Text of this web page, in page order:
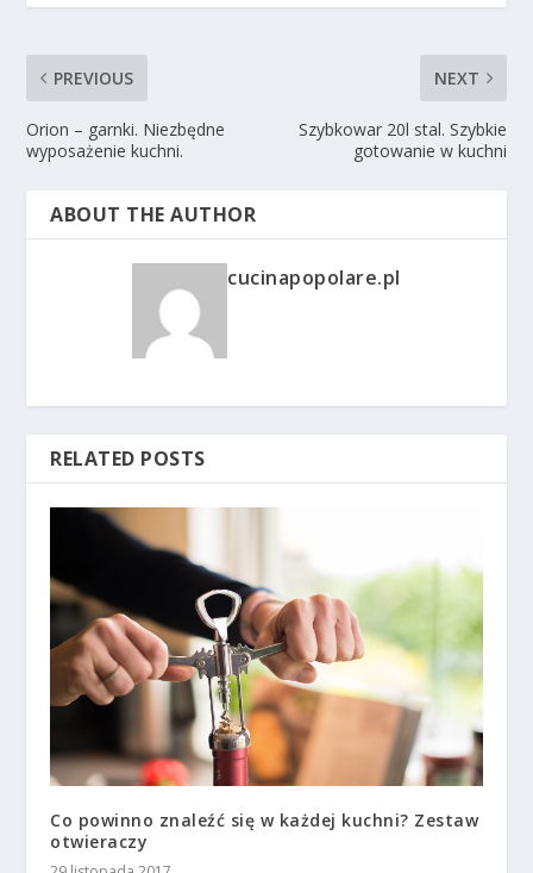
PREVIOUS
Orion – garnki. Niezbędne
wyposażenie kuchni.
NEXT
Szybkowar 20l stal. Szybkie
gotowanie w kuchni
ABOUT THE AUTHOR
cucinapopolare.pl
RELATED POSTS
Co powinno znaleźć się w każdej kuchni? Zestaw
otwieraczy